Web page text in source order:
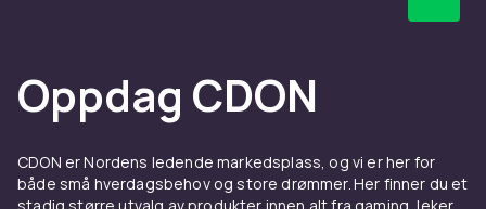
Supplér alarmen med sikkerhetslamper
overvåkningskameraer
og trygge kjøp via CDON er det enkelt å
beskytte hele hjemmet ditt.
Oppdag CDON
CDON er Nordens ledende markedsplass, og vi er her for
både små hverdagsbehov og store drømmer. Her finner du et